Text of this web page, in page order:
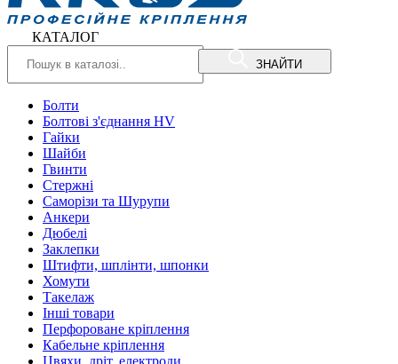
КАТАЛОГ
ЗНАЙТИ
Болти
Болтові з'єднання HV
Гайки
Шайби
Гвинти
Стержні
Саморізи та Шурупи
Анкери
Дюбелі
Заклепки
Штифти, шплінти, шпонки
Хомути
Такелаж
Інші товари
Перфороване кріплення
Кабельне кріплення
Цвяхи, дріт, електроди